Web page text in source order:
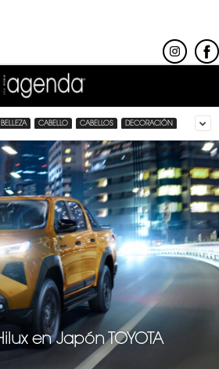
BELLEZA CABELLO CABELLOS DECORACIÓN
en Japón TOYOTA